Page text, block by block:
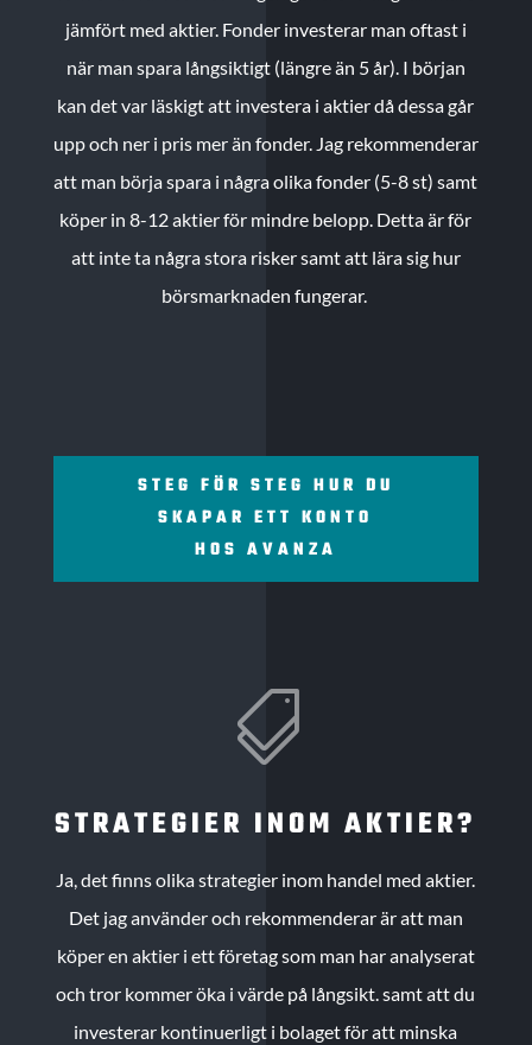
jämfört med aktier. Fonder investerar man oftast i
när man spara långsiktigt (längre än 5 år). I början
kan det var läskigt att investera i aktier då dessa går
upp och ner i pris mer än fonder. Jag rekommenderar
att man börja spara i några olika fonder (5-8 st) samt
köper in 8-12 aktier för mindre belopp. Detta är för
att inte ta några stora risker samt att lära sig hur
börsmarknaden fungerar.
STEG FÖR STEG HUR DU
SKAPAR ETT KONTO
HOS AVANZA

STRATEGIER INOM AKTIER?
Ja, det finns olika strategier inom handel med aktier.
Det jag använder och rekommenderar är att man
köper en aktier i ett företag som man har analyserat
och tror kommer öka i värde på långsikt. samt att du
investerar kontinuerligt i bolaget för att minska